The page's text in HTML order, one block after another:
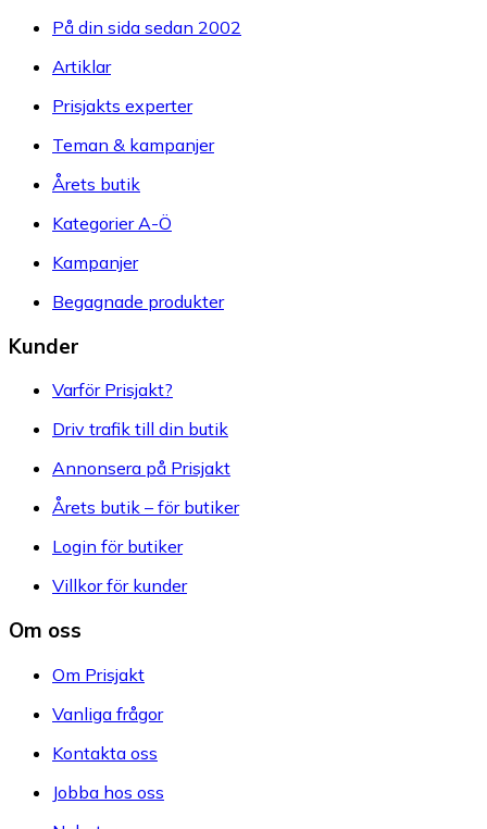
På din sida sedan 2002
Artiklar
Prisjakts experter
Teman & kampanjer
Årets butik
Kategorier A-Ö
Kampanjer
Begagnade produkter
Kunder
Varför Prisjakt?
Driv trafik till din butik
Annonsera på Prisjakt
Årets butik – för butiker
Login för butiker
Villkor för kunder
Om oss
Om Prisjakt
Vanliga frågor
Kontakta oss
Jobba hos oss